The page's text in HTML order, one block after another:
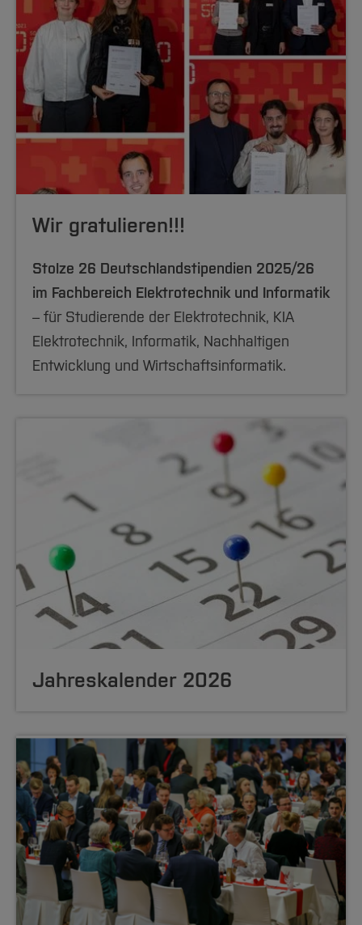
Wir gratulieren!!!
Stolze 26 Deutschlandstipendien 2025/26
im Fachbereich Elektrotechnik und Informatik
– für Studierende der Elektrotechnik, KIA
Elektrotechnik, Informatik, Nachhaltigen
Entwicklung und Wirtschaftsinformatik.
Jahreskalender 2026